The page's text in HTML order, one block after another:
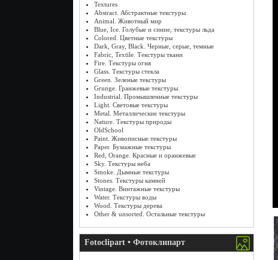
Textures
Abstract. Абстрактные текстуры
Animal. Животный мир
Blue, Ice. Голубые и синие, текстуры льда
Colored. Цветные текстуры
Dark, Gray, Black. Черные, серые, темные
Fabric, Textile. Текстуры ткани
Fire. Текстуры огня
Glass. Текстуры стекла
Green. Зеленые текстуры
Grunge. Гранжевые текстуры
Industrial. Промышленные текстуры
Light. Световые текстуры
Metal. Металлические текстуры
Nature. Текстуры природы
OldSchool
Paint. Живописные текстуры
Paper. Бумажные текстуры
Red, Orange. Красные и оранжевые
Sky. Текстуры неба
Smoke. Дымные текстуры
Stones. Текстуры камней
Vintage. Винтажные текстуры
Water. Текстуры воды
Wood. Текстуры дерева
Other & unsorted. Остальные текстуры
Fotoclipart • Фотоклипарт